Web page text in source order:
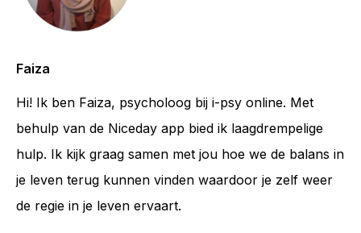
Faiza
Hi! Ik ben Faiza, psycholoog bij i-psy online. Met
behulp van de Niceday app bied ik laagdrempelige
hulp. Ik kijk graag samen met jou hoe we de balans in
je leven terug kunnen vinden waardoor je zelf weer
de regie in je leven ervaart.